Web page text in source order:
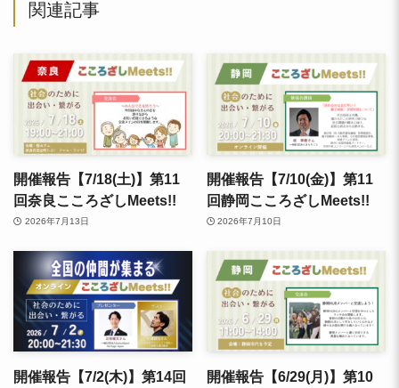
関連記事
開催報告【7/18(土)】第11
回奈良こころざしMeets!!
2026年7月13日
開催報告【7/10(金)】第11
回静岡こころざしMeets!!
2026年7月10日
開催報告【7/2(木)】第14回
開催報告【6/29(月)】第10